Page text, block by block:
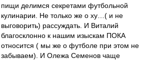
пищи делимся секретами футбольной
кулинарии. Не только же о ху…( и не
выговорить) рассуждать. И Виталий
благосклонно к нашим изыскам ПОКА
относится ( мы же о футболе при этом не
забываем). И Олежа Семенов чаще